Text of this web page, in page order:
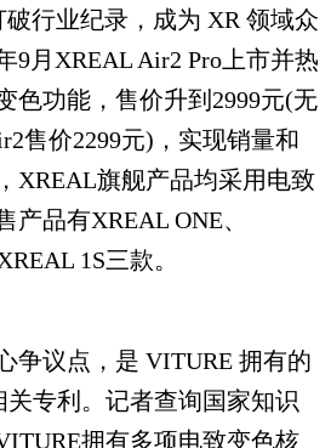
行业纪录，成为 XR 领域众
9月XREAL Air2 Pro上市并热
色功能，售价升到2999元(无
售价2299元)，实现销量和
XREAL旗舰产品均采用电致
品有XREAL ONE、
1S三款。
议点，是 VITURE 拥有的
关专利。记者查询国家知识
拥有多项电致变色核